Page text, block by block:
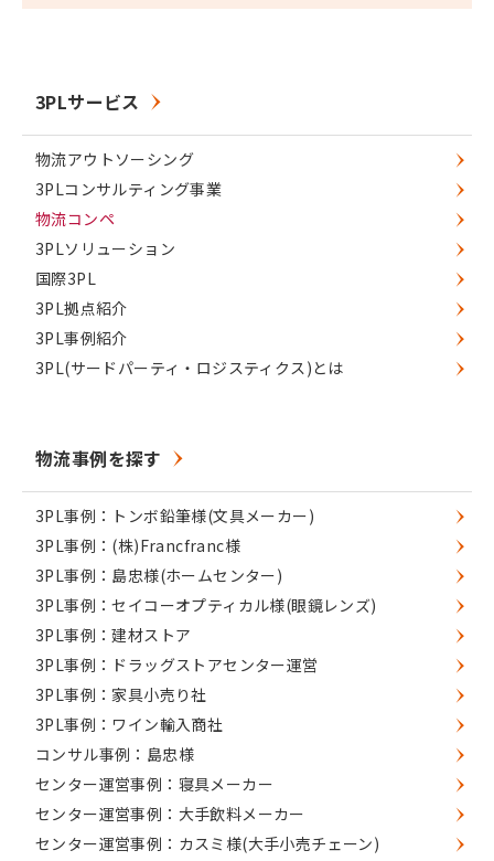
3PLサービス
物流アウトソーシング
3PLコンサルティング事業
物流コンペ
3PLソリューション
国際3PL
3PL拠点紹介
3PL事例紹介
3PL(サードパーティ・ロジスティクス)とは
物流事例を探す
3PL事例：トンボ鉛筆様(文具メーカー)
3PL事例：(株)Francfranc様
3PL事例：島忠様(ホームセンター)
3PL事例：セイコーオプティカル様(眼鏡レンズ)
3PL事例：建材ストア
3PL事例：ドラッグストアセンター運営
3PL事例：家具小売り社
3PL事例：ワイン輸入商社
コンサル事例：島忠様
センター運営事例：寝具メーカー
センター運営事例：大手飲料メーカー
センター運営事例：カスミ様(大手小売チェーン)